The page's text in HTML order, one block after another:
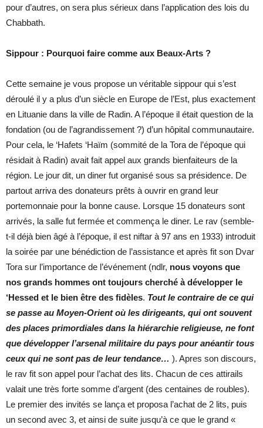
pour d’autres, on sera plus sérieux dans l’application des lois du
Chabbath.
Sippour : Pourquoi faire comme aux Beaux-Arts ?
Cette semaine je vous propose un véritable sippour qui s’est
déroulé il y a plus d’un siècle en Europe de l’Est, plus exactement
en Lituanie dans la ville de Radin. A l’époque il était question de la
fondation (ou de l’agrandissement ?) d’un hôpital communautaire.
Pour cela, le ‘Hafets ‘Haïm (sommité de la Tora de l’époque qui
résidait à Radin) avait fait appel aux grands bienfaiteurs de la
région. Le jour dit, un diner fut organisé sous sa présidence. De
partout arriva des donateurs prêts à ouvrir en grand leur
portemonnaie pour la bonne cause. Lorsque 15 donateurs sont
arrivés, la salle fut fermée et commença le diner. Le rav (semble-
t-il déjà bien âgé à l’époque, il est niftar à 97 ans en 1933) introduit
la soirée par une bénédiction de l’assistance et après fit son Dvar
Tora sur l’importance de l’événement (ndlr, nous voyons que
nos grands hommes ont toujours cherché à développer le
‘Hessed et le bien être des fidèles. Tout le contraire de ce qui
se passe au Moyen-Orient où les dirigeants, qui ont souvent
des places primordiales dans la hiérarchie religieuse, ne font
que développer l’arsenal militaire du pays pour anéantir tous
ceux qui ne sont pas de leur tendance… ). Apres son discours,
le rav fit son appel pour l’achat des lits. Chacun de ces attirails
valait une très forte somme d’argent (des centaines de roubles).
Le premier des invités se lança et proposa l’achat de 2 lits, puis
un second avec 3, et ainsi de suite jusqu’à ce que le grand «